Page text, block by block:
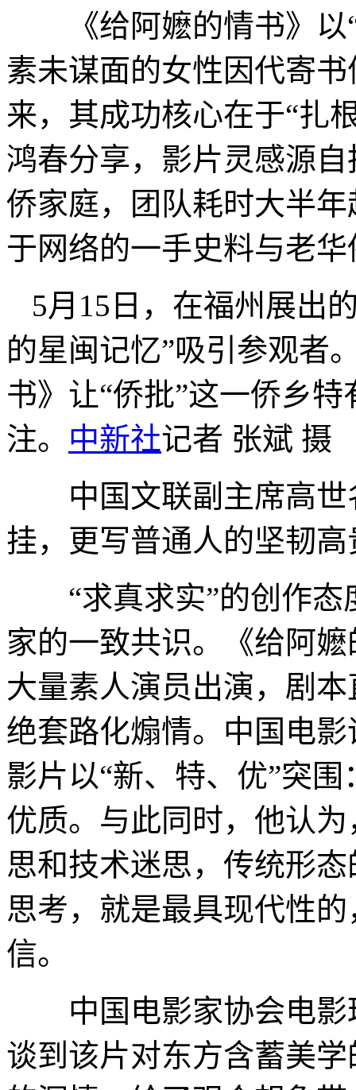
《给阿嬷的情书》以“
素未谋面的女性因代寄
来，其成功核心在于“扎
鸿春分享，影片灵感源
侨家庭，团队耗时大半
于网络的一手史料与老
5月15日，在福州展出
的星闽记忆”吸引参观者
书》让“侨批”这一侨乡
注。 中新社记者 张斌 摄
中国文联副主席高世
挂，更写普通人的坚韧
“求真求实”的创作态
家的一致共识。《给阿
大量素人演员出演，剧
绝套路化煽情。中国电
影片以“新、特、优”突
优质。与此同时，他认
思和技术迷思，传统形
思考，就是最具现代性
信。
中国电影家协会电影
谈到该片对东方含蓄美